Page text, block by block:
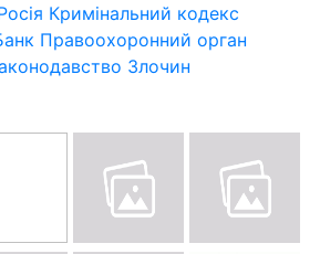
Кримінальний кодекс
Правоохоронний орган
Злочин